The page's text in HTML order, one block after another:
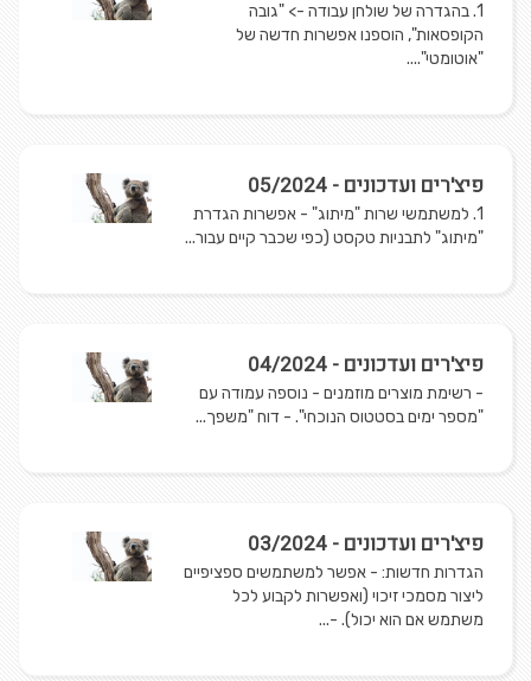
1. בהגדרה של שולחן עבודה -> "גובה
הקופסאות", הוספנו אפשרות חדשה של
"אוטומטי"....
פיצ'רים ועדכונים - 05/2024
1. למשתמשי שרות "מיתוג" - אפשרות הגדרת
"מיתוג" לתבניות טקסט (כפי שכבר קיים עבור...
פיצ'רים ועדכונים - 04/2024
- רשימת מוצרים מוזמנים - נוספה עמודה עם
"מספר ימים בסטטוס הנוכחי". - דוח "משפך...
פיצ'רים ועדכונים - 03/2024
הגדרות חדשות: - אפשר למשתמשים ספציפיים
ליצור מסמכי זיכוי (ואפשרות לקבוע לכל
משתמש אם הוא יכול). -...